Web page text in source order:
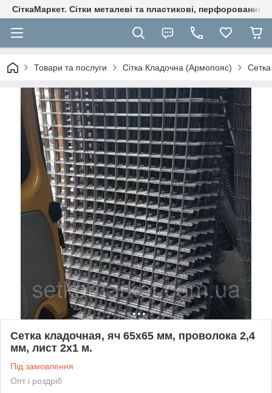
СіткаМаркет. Cітки металеві та пластикові, перфорований
Товари та послуги Сітка Кладочна (Армопояс)
Сетка кладочная, яч 65x65 мм, проволока 2,4
мм, лист 2х1 м.
Під замовлення
Опт і роздріб